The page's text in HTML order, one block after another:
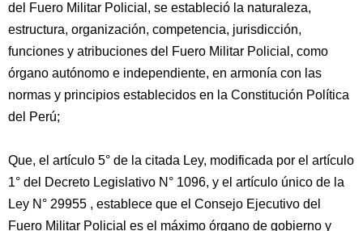
del Fuero Militar Policial, se estableció la naturaleza,
estructura, organización, competencia, jurisdicción,
funciones y atribuciones del Fuero Militar Policial, como
órgano autónomo e independiente, en armonía con las
normas y principios establecidos en la Constitución Política
del Perú;
Que, el artículo 5° de la citada Ley, modificada por el artículo
1° del Decreto Legislativo N° 1096, y el artículo único de la
Ley N° 29955 , establece que el Consejo Ejecutivo del
Fuero Militar Policial es el máximo órgano de gobierno y